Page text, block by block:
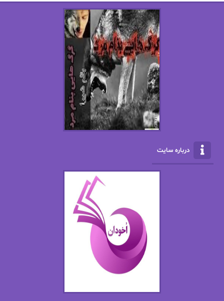
استل مسکم
اصغر زاده
اکرم محمدی
الف صاد
الکساندر دوما
الناز پاکپور‌
الناز محمدی
امیر فرهی
باران
بهار سلطانی
بهاره شیرازی
بهاره.م
بیتا فرخی
درباره سایت